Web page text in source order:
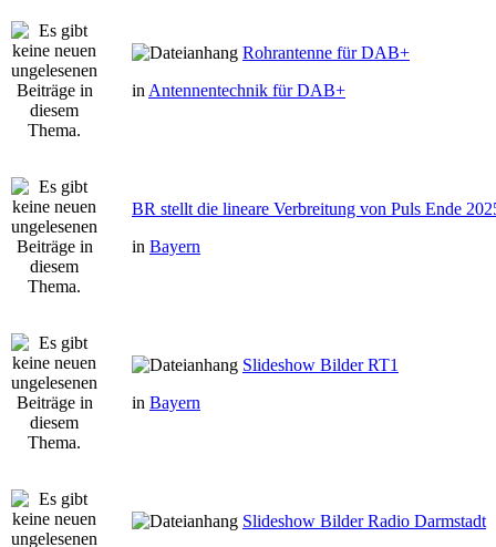
Rohrantenne für DAB+
in Antennentechnik für DAB+
BR stellt die lineare Verbreitung von Puls Ende
in Bayern
Slideshow Bilder RT1
in Bayern
Slideshow Bilder Radio Darmstadt